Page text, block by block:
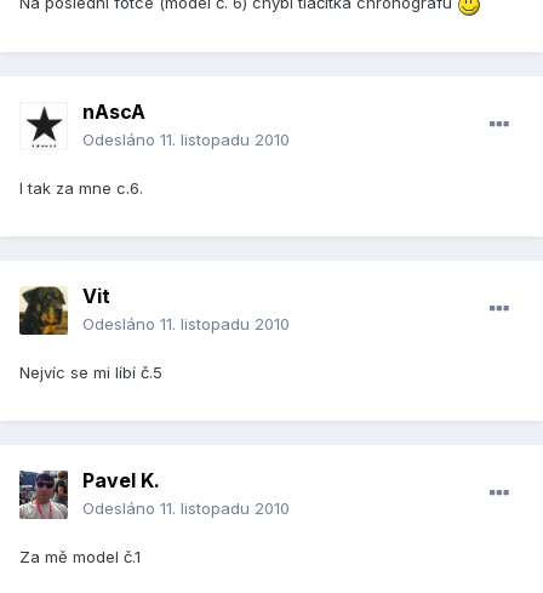
nAscA
Odesláno 11. listopadu 2010
I tak za mne c.6.
Vit
Odesláno 11. listopadu 2010
Nejvíc se mi líbí č.5
Pavel K.
Odesláno 11. listopadu 2010
Za mě model č.1